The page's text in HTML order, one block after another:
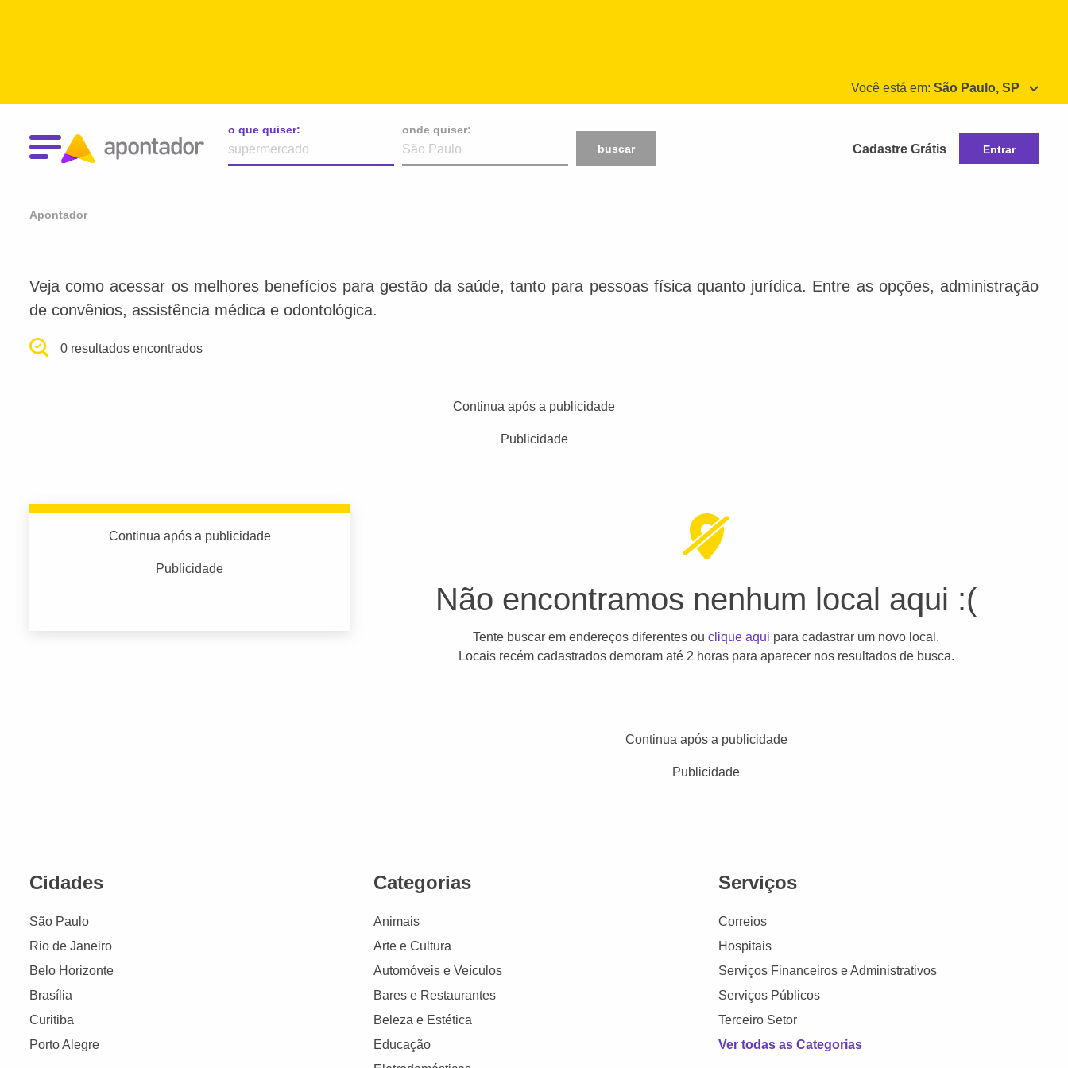
Você está em: São Paulo, SP
o que quiser:
onde quiser:
buscar
Cadastre Grátis Entrar
Apontador
Veja como acessar os melhores benefícios para gestão da saúde, tanto para pessoas física quanto jurídica. Entre as opções, administração
de convênios, assistência médica e odontológica.
0 resultados encontrados
Continua após a publicidade
Publicidade
Continua após a publicidade
Publicidade
Não encontramos nenhum local aqui :(
Tente buscar em endereços diferentes ouclique aqui para cadastrar um novo local.
Locais recém cadastrados demoram até 2 horas para aparecer nos resultados de busca.
Continua após a publicidade
Publicidade
Cidades
São Paulo
Rio de Janeiro
Belo Horizonte
Brasília
Curitiba
Porto Alegre
Categorias
Animais
Arte e Cultura
Automóveis e Veículos
Bares e Restaurantes
Beleza e Estética
Educação
Serviços
Correios
Hospitais
Serviços Financeiros e Administrativos
Serviços Públicos
Terceiro Setor
Ver todas as Categorias